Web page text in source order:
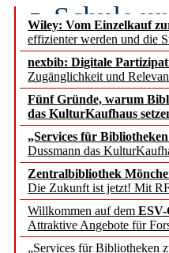
Wiley: Vom Einzelkauf
effizienter werden und die
nexbib: Digitale
Zugänglichkeit und
Fünf Gründe, warum
das KulturKaufhaus
„Services für
Dussmann das
Zentralbibliothek
Die Zukunft ist jetzt! Mit
Willkommen auf dem
Attraktive Angebote für
„Services für Bibliotheken
Schule
Segment
angepasst